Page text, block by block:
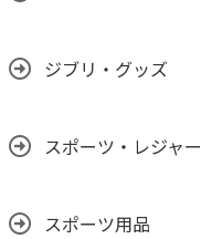
ジブリ・グッズ
スポーツ・レジャー
スポーツ用品